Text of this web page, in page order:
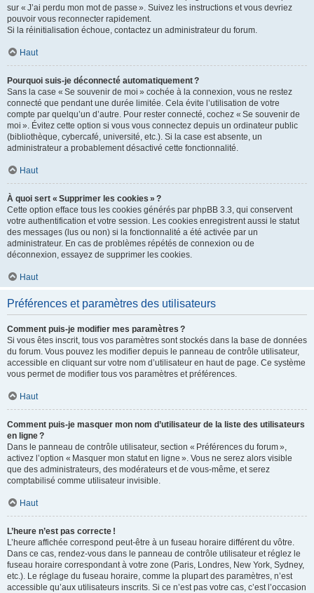
sur « J’ai perdu mon mot de passe ». Suivez les instructions et vous devriez
pouvoir vous reconnecter rapidement.
Si la réinitialisation échoue, contactez un administrateur du forum.
Haut
Pourquoi suis-je déconnecté automatiquement ?
Sans la case « Se souvenir de moi » cochée à la connexion, vous ne restez
connecté que pendant une durée limitée. Cela évite l’utilisation de votre
compte par quelqu’un d’autre. Pour rester connecté, cochez « Se souvenir de
moi ». Évitez cette option si vous vous connectez depuis un ordinateur public
(bibliothèque, cybercafé, université, etc.). Si la case est absente, un
administrateur a probablement désactivé cette fonctionnalité.
Haut
À quoi sert « Supprimer les cookies » ?
Cette option efface tous les cookies générés par phpBB 3.3, qui conservent
votre authentification et votre session. Les cookies enregistrent aussi le statut
des messages (lus ou non) si la fonctionnalité a été activée par un
administrateur. En cas de problèmes répétés de connexion ou de
déconnexion, essayez de supprimer les cookies.
Haut
Préférences et paramètres des utilisateurs
Comment puis-je modifier mes paramètres ?
Si vous êtes inscrit, tous vos paramètres sont stockés dans la base de données
du forum. Vous pouvez les modifier depuis le panneau de contrôle utilisateur,
accessible en cliquant sur votre nom d’utilisateur en haut de page. Ce système
vous permet de modifier tous vos paramètres et préférences.
Haut
Comment puis-je masquer mon nom d’utilisateur de la liste des utilisateurs
en ligne ?
Dans le panneau de contrôle utilisateur, section « Préférences du forum »,
activez l’option « Masquer mon statut en ligne ». Vous ne serez alors visible
que des administrateurs, des modérateurs et de vous-même, et serez
comptabilisé comme utilisateur invisible.
Haut
L’heure n’est pas correcte !
L’heure affichée correspond peut-être à un fuseau horaire différent du vôtre.
Dans ce cas, rendez-vous dans le panneau de contrôle utilisateur et réglez le
fuseau horaire correspondant à votre zone (Paris, Londres, New York, Sydney,
etc.). Le réglage du fuseau horaire, comme la plupart des paramètres, n’est
accessible qu’aux utilisateurs inscrits. Si ce n’est pas votre cas, c’est l’occasion